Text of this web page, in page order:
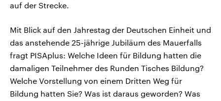
auf der Strecke.
Mit Blick auf den Jahrestag der Deutschen Einheit und
das anstehende 25-jährige Jubiläum des Mauerfalls
fragt PISAplus: Welche Ideen für Bildung hatten die
damaligen Teilnehmer des Runden Tisches Bildung?
Welche Vorstellung von einem Dritten Weg für
Bildung hatten Sie? Was ist daraus geworden? Was